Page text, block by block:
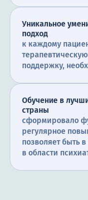
Уникальное
подход
к каждому
поддержку,
Обучение в
страны
сформировало
регулярное
позволяет быть
в области